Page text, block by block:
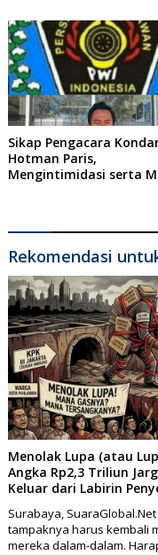
Sikap Pengacara
Hotman Paris,
Mengintimidasi serta
Rekomendasi
Menolak Lupa (atau
Angka Rp2,3 Triliun
Keluar dari Labirin
Surabaya,
tampaknya harus kembali
mereka dalam-dalam.